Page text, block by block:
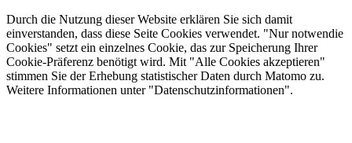
Durch die Nutzung dieser Website erklären Sie sich damit
einverstanden, dass diese Seite Cookies verwendet. "Nur notwendie
Cookies" setzt ein einzelnes Cookie, das zur Speicherung Ihrer
Cookie-Präferenz benötigt wird. Mit "Alle Cookies akzeptieren"
stimmen Sie der Erhebung statistischer Daten durch Matomo zu.
Weitere Informationen unter "Datenschutzinformationen".